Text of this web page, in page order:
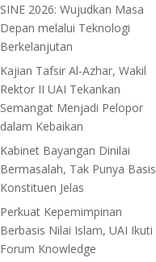
SINE 2026: Wujudkan Masa
Depan melalui Teknologi
Berkelanjutan
Kajian Tafsir Al-Azhar, Wakil
Rektor II UAI Tekankan
Semangat Menjadi Pelopor
dalam Kebaikan
Kabinet Bayangan Dinilai
Bermasalah, Tak Punya Basis
Konstituen Jelas
Perkuat Kepemimpinan
Berbasis Nilai Islam, UAI Ikuti
Forum Knowledge